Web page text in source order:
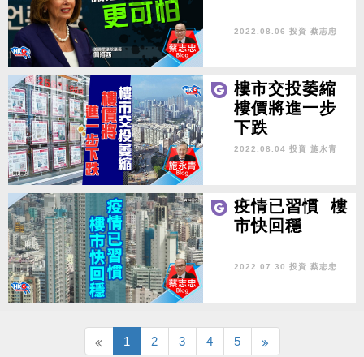
2022.08.06 投資 蔡志忠
樓市交投萎縮
樓價將進一步
下跌
2022.08.04 投資 施永青
疫情已習慣 樓
市快回穩
2022.07.30 投資 蔡志忠
1 2 3 4 5